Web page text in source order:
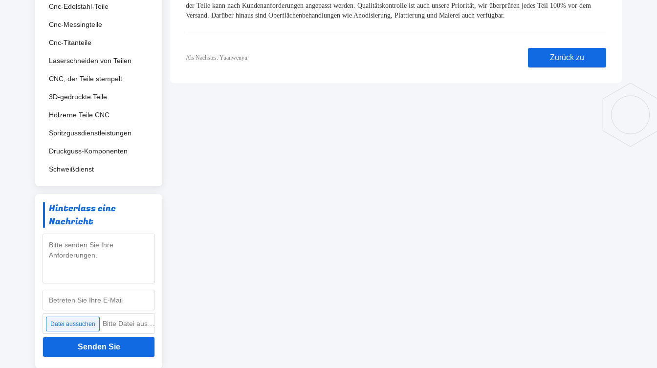
Cnc-Edelstahl-Teile
Cnc-Messingteile
Cnc-Titanteile
Laserschneiden von Teilen
CNC, der Teile stempelt
3D-gedruckte Teile
Hölzerne Teile CNC
Spritzgussdienstleistungen
Druckguss-Komponenten
Schweißdienst
Hinterlass eine
Nachricht
Datei aussuchen
Senden Sie
der Teile kann nach Kundenanforderungen angepasst werden. Qualitätskontrolle ist auch unsere Priorität, wir überprüfen jedes Teil 100% vor dem
Versand. Darüber hinaus sind Oberflächenbehandlungen wie Anodisierung, Plattierung und Malerei auch verfügbar.
Als Nächstes: Yuanwenyu Zurück zu